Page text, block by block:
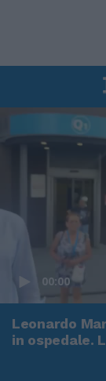
00:00
Leonardo
in ospedale.